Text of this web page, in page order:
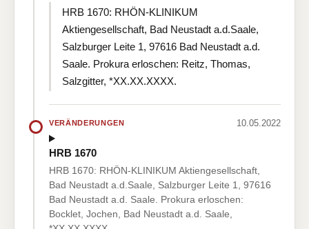
HRB 1670: RHÖN-KLINIKUM
Aktiengesellschaft, Bad Neustadt a.d.Saale,
Salzburger Leite 1, 97616 Bad Neustadt a.d.
Saale. Prokura erloschen: Reitz, Thomas,
Salzgitter, *XX.XX.XXXX.
VERÄNDERUNGEN 10.05.2022
HRB 1670
HRB 1670: RHÖN-KLINIKUM Aktiengesellschaft,
Bad Neustadt a.d.Saale, Salzburger Leite 1, 97616
Bad Neustadt a.d. Saale. Prokura erloschen:
Bocklet, Jochen, Bad Neustadt a.d. Saale,